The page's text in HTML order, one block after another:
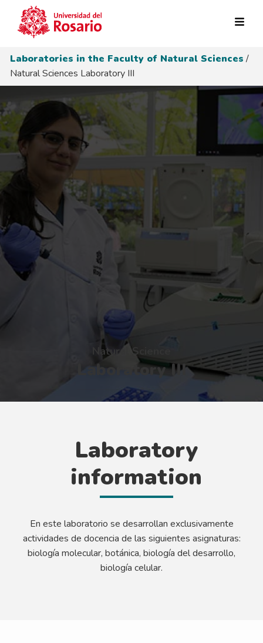
Skip to main content
Laboratories in the Faculty of Natural Sciences /
Natural Sciences Laboratory III
Natural Science
Laboratory III
Laboratory
information
En este laboratorio se desarrollan exclusivamente
actividades de docencia de las siguientes asignaturas:
biología molecular, botánica, biología del desarrollo,
biología celular.